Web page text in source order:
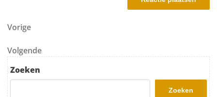
Berichtnavigatie
Vorig bericht
Vorige
Volgend bericht
Volgende
Zoeken
Zoeken